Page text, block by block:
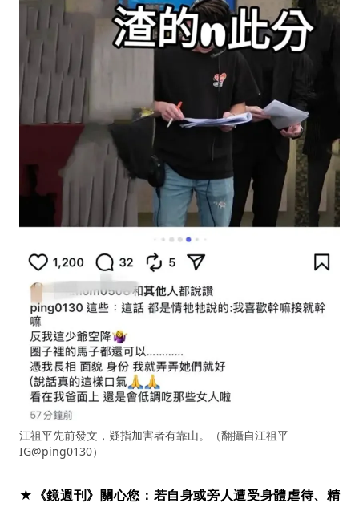
江祖平先前發文，疑指加害者有靠山。（翻攝自江祖平
IG@ping0130）
★《鏡週刊》關心您：若自身或旁人遭受身體虐待、精